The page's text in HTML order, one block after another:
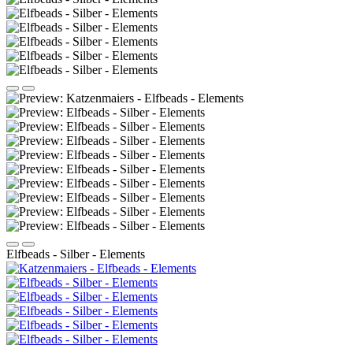
Elfbeads - Silber - Elements